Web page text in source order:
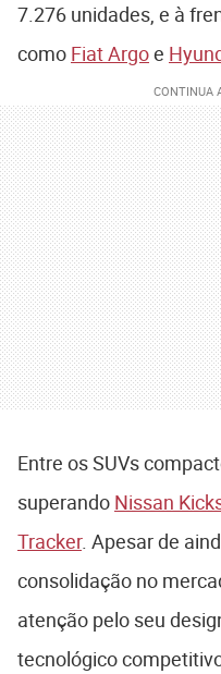
7.276 unidades, e à
como Fiat Argoe
Entre os SUVs
superando Nissan
Tracker. Apesar de
consolidação no
atenção pelo seu
tecnológico